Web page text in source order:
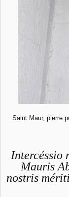
Saint Maur, pierre
Intercéssio
Mauris
nostris